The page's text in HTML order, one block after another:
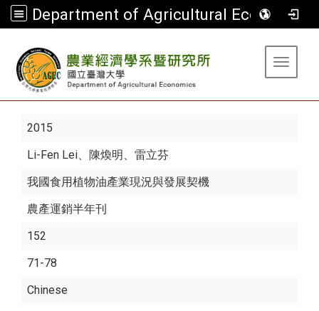
Department of Agricultural Economics
Toggle
2015
Li-Fen Lei、陳煥明、雷立芬
我國食用植物油產業現況與發展契機
農產運銷半年刊
152
71-78
Chinese